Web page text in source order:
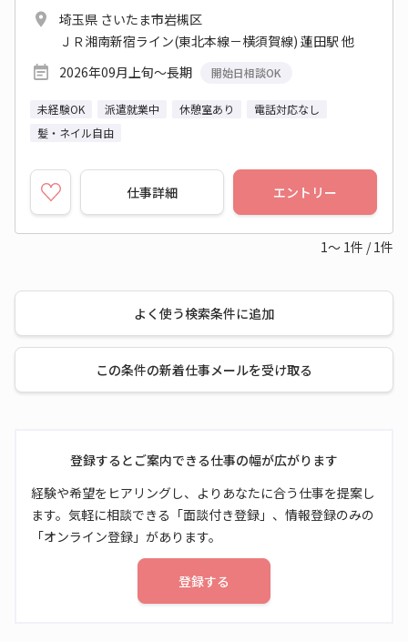
埼玉県 さいたま市岩槻区
ＪＲ湘南新宿ライン(東北本線－横須賀線) 蓮田駅 他
2026年09月上旬～長期
開始日相談OK
未経験OK 派遣就業中 休憩室あり
電話対応なし
髪・ネイル自由
仕事詳細 エントリー
1～ 1件 / 1件
よく使う検索条件に追加
この条件の新着仕事メールを受け取る
登録するとご案内できる仕事の幅が広がります
経験や希望をヒアリングし、よりあなたに合う仕事を提案し
ます。気軽に相談できる「面談付き登録」、情報登録のみの
「オンライン登録」があります。
登録する